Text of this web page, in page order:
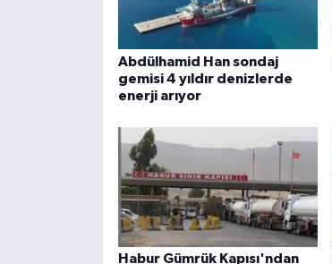
Abdülhamid Han sondaj
gemisi 4 yıldır denizlerde
enerji arıyor
Habur Gümrük Kapısı'ndan